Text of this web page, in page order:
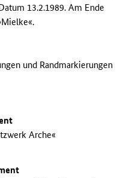
13.2.1989. Am Ende
und Randmarkierungen
Arche«